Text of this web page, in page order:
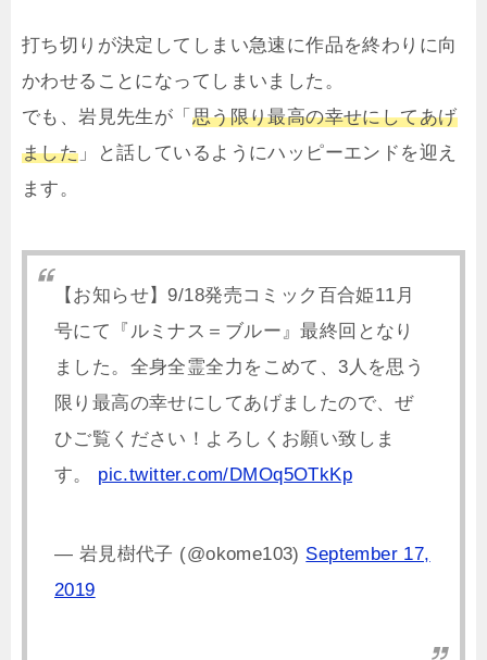
打ち切りが決定してしまい急速に作品を終わりに向
かわせることになってしまいました。
でも、岩見先生が「 思う限り最高の幸せにしてあげ
ました 」と話しているようにハッピーエンドを迎え
ます。
【お知らせ】9/18発売コミック百合姫11月
号にて『ルミナス＝ブルー』最終回となり
ました。全身全霊全力をこめて、3人を思う
限り最高の幸せにしてあげましたので、ぜ
ひご覧ください！よろしくお願い致しま
す。 pic.twitter.com/DMOq5OTkKp
— 岩見樹代子 (@okome103) September 17,
2019